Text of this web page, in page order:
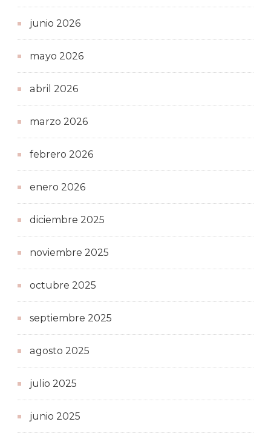
junio 2026
mayo 2026
abril 2026
marzo 2026
febrero 2026
enero 2026
diciembre 2025
noviembre 2025
octubre 2025
septiembre 2025
agosto 2025
julio 2025
junio 2025